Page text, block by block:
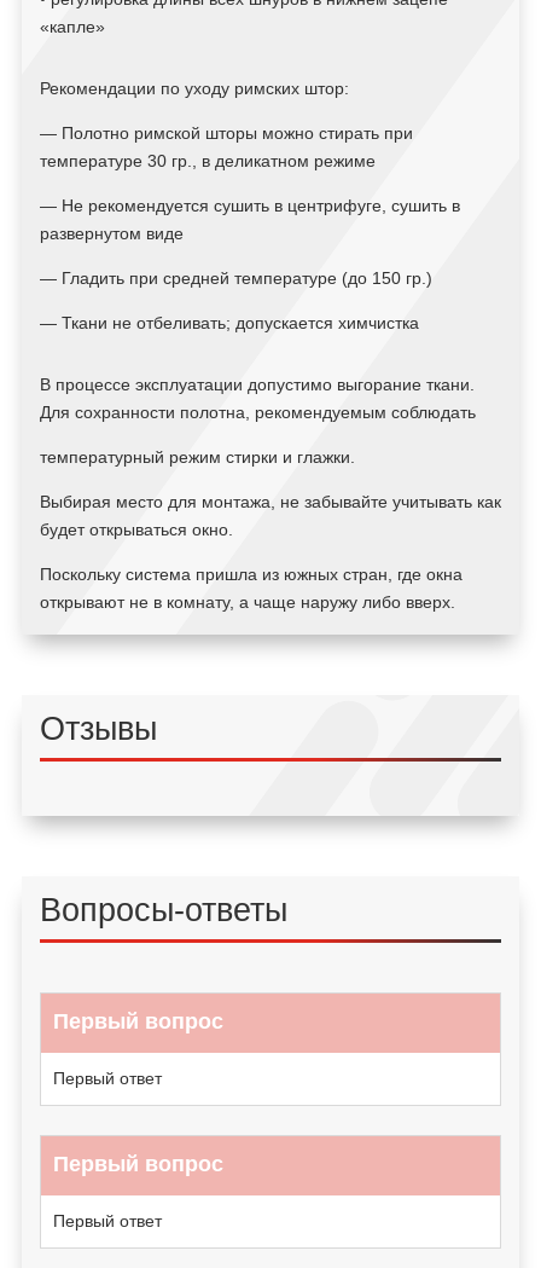
«капле»
Рекомендации по уходу римских штор:
— Полотно римской шторы можно стирать при
температуре 30 гр., в деликатном режиме
— Не рекомендуется сушить в центрифуге, сушить в
развернутом виде
— Гладить при средней температуре (до 150 гр.)
— Ткани не отбеливать; допускается химчистка
В процессе эксплуатации допустимо выгорание ткани.
Для сохранности полотна, рекомендуемым соблюдать
температурный режим стирки и глажки.
Выбирая место для монтажа, не забывайте учитывать как
будет открываться окно.
Поскольку система пришла из южных стран, где окна
открывают не в комнату, а чаще наружу либо вверх.
Отзывы
Вопросы-ответы
Первый вопрос
Первый ответ
Первый вопрос
Первый ответ